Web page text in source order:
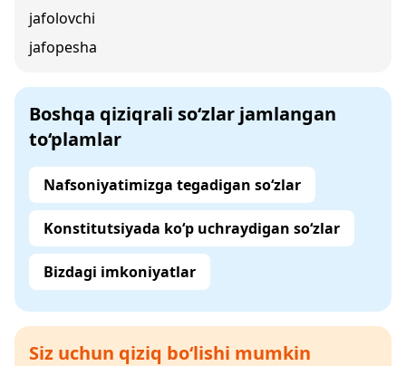
jafolovchi
jafopesha
Boshqa qiziqrali so‘zlar jamlangan
to‘plamlar
Nafsoniyatimizga tegadigan so‘zlar
Konstitutsiyada ko‘p uchraydigan so‘zlar
Bizdagi imkoniyatlar
Siz uchun qiziq bo‘lishi mumkin